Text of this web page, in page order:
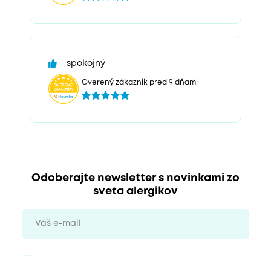
spokojný
Overený zákazník pred 9 dňami
Odoberajte newsletter s novinkami zo
sveta alergikov